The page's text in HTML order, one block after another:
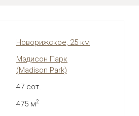
Новорижское, 25 км
Мэдисон Парк
(Madison Park)
47 сот.
475 м2